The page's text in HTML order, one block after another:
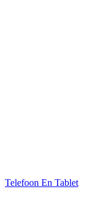
Telefoon En Tablet